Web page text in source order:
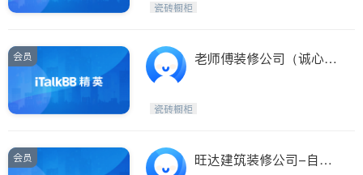
瓷砖橱柜
会员
老师傅装修公司（诚心待
瓷砖橱柜
会员
旺达建筑装修公司-自设